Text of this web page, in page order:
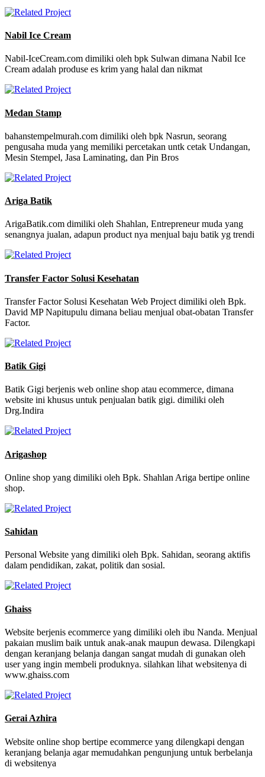
Nabil Ice Cream
Nabil-IceCream.com dimiliki oleh bpk Sulwan dimana Nabil Ice
Cream adalah produse es krim yang halal dan nikmat
Medan Stamp
bahanstempelmurah.com dimiliki oleh bpk Nasrun, seorang
pengusaha muda yang memiliki percetakan untk cetak Undangan,
Mesin Stempel, Jasa Laminating, dan Pin Bros
Ariga Batik
ArigaBatik.com dimiliki oleh Shahlan, Entrepreneur muda yang
senangnya jualan, adapun product nya menjual baju batik yg trendi
Transfer Factor Solusi Kesehatan
Transfer Factor Solusi Kesehatan Web Project dimiliki oleh Bpk.
David MP Napitupulu dimana beliau menjual obat-obatan Transfer
Factor.
Batik Gigi
Batik Gigi berjenis web online shop atau ecommerce, dimana
website ini khusus untuk penjualan batik gigi. dimiliki oleh
Drg.Indira
Arigashop
Online shop yang dimiliki oleh Bpk. Shahlan Ariga bertipe online
shop.
Sahidan
Personal Website yang dimiliki oleh Bpk. Sahidan, seorang aktifis
dalam pendidikan, zakat, politik dan sosial.
Ghaiss
Website berjenis ecommerce yang dimiliki oleh ibu Nanda. Menjual
pakaian muslim baik untuk anak-anak maupun dewasa. Dilengkapi
dengan keranjang belanja dangan sangat mudah di gunakan oleh
user yang ingin membeli produknya. silahkan lihat websitenya di
www.ghaiss.com
Gerai Azhira
Website online shop bertipe ecommerce yang dilengkapi dengan
keranjang belanja agar memudahkan pengunjung untuk berbelanja
di websitenya